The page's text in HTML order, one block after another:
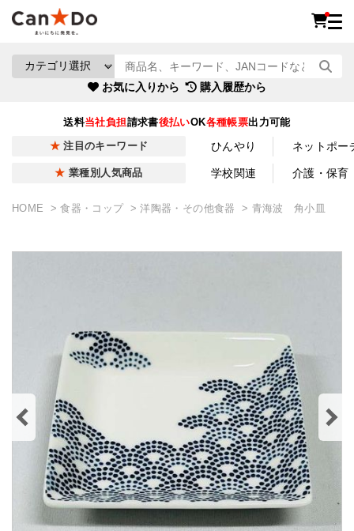
お気に入りから 購入履歴から
送料当社負担請求書後払いOK各種帳票出力可能
注目のキーワード ひんやり ネットポー
業種別人気商品 学校関連 介護・保育
HOME 食器・コップ 洋陶器・その他食器 青海波 角小皿